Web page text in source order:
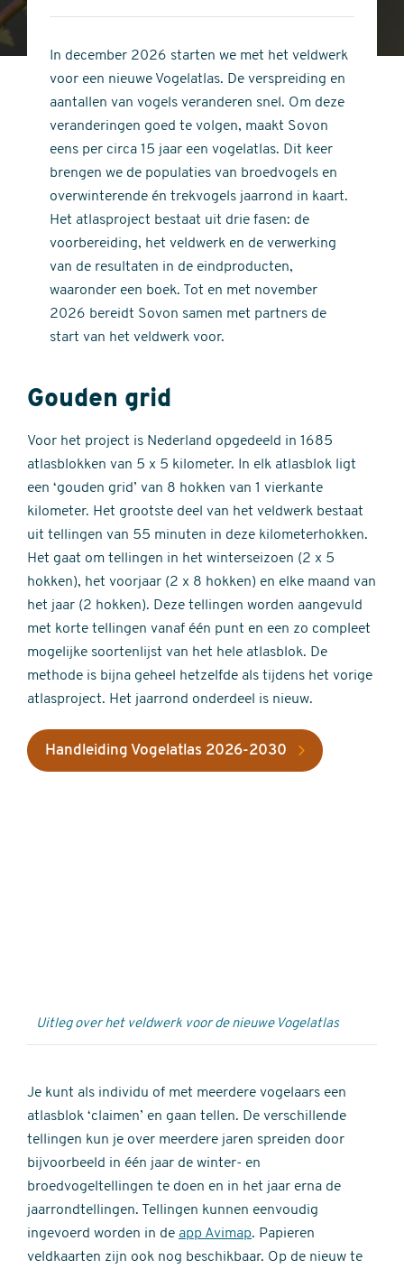
stars
of
stars
In december 2026 starten we met het veldwerk
voor een nieuwe Vogelatlas. De verspreiding en
aantallen van vogels veranderen snel. Om deze
veranderingen goed te volgen, maakt Sovon
eens per circa 15 jaar een vogelatlas. Dit keer
brengen we de populaties van broedvogels en
overwinterende én trekvogels jaarrond in kaart.
Het atlasproject bestaat uit drie fasen: de
voorbereiding, het veldwerk en de verwerking
van de resultaten in de eindproducten,
waaronder een boek. Tot en met november
2026 bereidt Sovon samen met partners de
start van het veldwerk voor.
Gouden grid
Voor het project is Nederland opgedeeld in 1685
atlasblokken van 5 x 5 kilometer. In elk atlasblok ligt
een ‘gouden grid’ van 8 hokken van 1 vierkante
kilometer. Het grootste deel van het veldwerk bestaat
uit tellingen van 55 minuten in deze kilometerhokken.
Het gaat om tellingen in het winterseizoen (2 x 5
hokken), het voorjaar (2 x 8 hokken) en elke maand van
het jaar (2 hokken). Deze tellingen worden aangevuld
met korte tellingen vanaf één punt en een zo compleet
mogelijke soortenlijst van het hele atlasblok. De
methode is bijna geheel hetzelfde als tijdens het vorige
atlasproject. Het jaarrond onderdeel is nieuw.
Handleiding Vogelatlas 2026-2030
Uitleg over het veldwerk voor de nieuwe Vogelatlas
Je kunt als individu of met meerdere vogelaars een
atlasblok ‘claimen’ en gaan tellen. De verschillende
tellingen kun je over meerdere jaren spreiden door
bijvoorbeeld in één jaar de winter- en
broedvogeltellingen te doen en in het jaar erna de
jaarrondtellingen. Tellingen kunnen eenvoudig
ingevoerd worden in de app Avimap. Papieren
veldkaarten zijn ook nog beschikbaar. Op de nieuw te